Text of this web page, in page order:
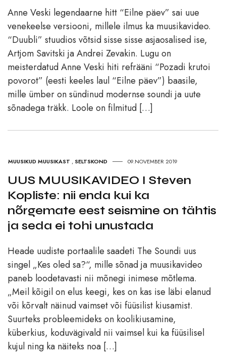
Anne Veski legendaarne hitt “Eilne päev” sai uue
venekeelse versiooni, millele ilmus ka muusikavideo.
“Duubli” stuudios võtsid sisse sisse asjaosalised ise,
Artjom Savitski ja Andrei Zevakin. Lugu on
meisterdatud Anne Veski hiti refrääni “Pozadi krutoi
povorot” (eesti keeles laul “Eilne päev”) baasile,
mille ümber on sündinud modernse soundi ja uute
sõnadega träkk. Loole on filmitud […]
MUUSIKUD MUUSIKAST , SELTSKOND 09.NOVEMBER 2019
UUS MUUSIKAVIDEO I Steven
Kopliste: nii enda kui ka
nõrgemate eest seismine on tähtis
ja seda ei tohi unustada
Heade uudiste portaalile saadeti The Soundi uus
singel „Kes oled sa?“, mille sõnad ja muusikavideo
paneb loodetavasti nii mõnegi inimese mõtlema.
„Meil kõigil on elus keegi, kes on kas ise läbi elanud
või kõrvalt näinud vaimset või füüsilist kiusamist.
Suurteks probleemideks on koolikiusamine,
küberkius, koduvägivald nii vaimsel kui ka füüsilisel
kujul ning ka näiteks noa […]